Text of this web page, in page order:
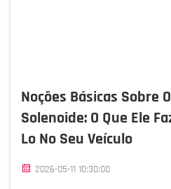
Noções Básicas Sobre
Solenoide: O Que Ele
Lo No Seu Veículo
2026-05-11 10:30:00